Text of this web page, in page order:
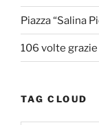
Piazza “Salina
106 volte grazie
TAG CLOUD